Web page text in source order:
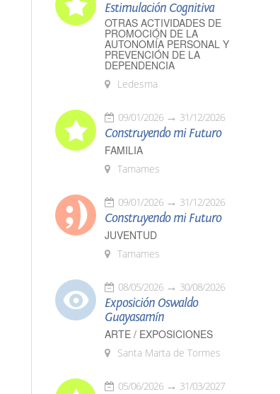
Estimulación Cognitiva
OTRAS ACTIVIDADES DE
PROMOCIÓN DE LA
AUTONOMÍA PERSONAL Y
PREVENCIÓN DE LA
DEPENDENCIA
Ledesma
09/01/2026 31/12/2026
Construyendo mi Futuro
FAMILIA
Tamames
09/01/2026 31/12/2026
Construyendo mi Futuro
JUVENTUD
Tamames
08/05/2026 30/08/2026
Exposición Oswaldo
Guayasamín
ARTE / EXPOSICIONES
Santa Marta de Tormes
05/06/2026 31/03/2027